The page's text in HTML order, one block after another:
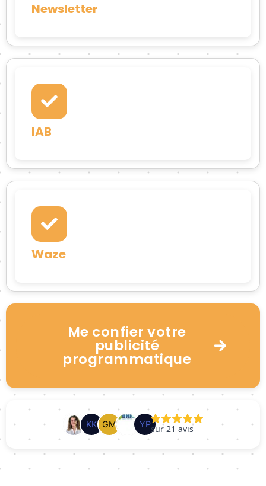
Newsletter
IAB
Waze
Me confier votre
publicité
programmatique